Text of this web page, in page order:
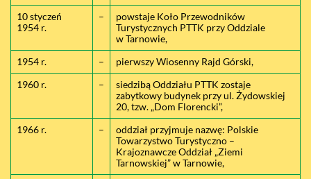
10 styczeń
1954 r.
–
powstaje Koło Przewodników
Turystycznych PTTK przy Oddziale
w Tarnowie,
1954 r.
–
pierwszy Wiosenny Rajd Górski,
1960 r.
–
siedzibą Oddziału PTTK zostaje
zabytkowy budynek przy ul. Żydowskiej
20, tzw. „Dom Florencki”,
1966 r.
–
oddział przyjmuje nazwę: Polskie
Towarzystwo Turystyczno –
Krajoznawcze Oddział „Ziemi
Tarnowskiej” w Tarnowie,